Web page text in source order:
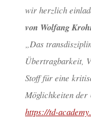
wir herzlich
von Wolfang
„Das
Übertragbarkeit,
Stoff für eine
Möglichkeiten
https://td-